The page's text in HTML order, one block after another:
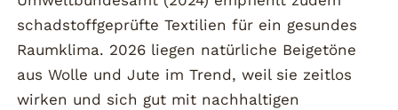
schadstoffgeprüfte Textilien für ein gesundes
Raumklima. 2026 liegen natürliche Beigetöne
aus Wolle und Jute im Trend, weil sie zeitlos
wirken und sich gut mit nachhaltigen